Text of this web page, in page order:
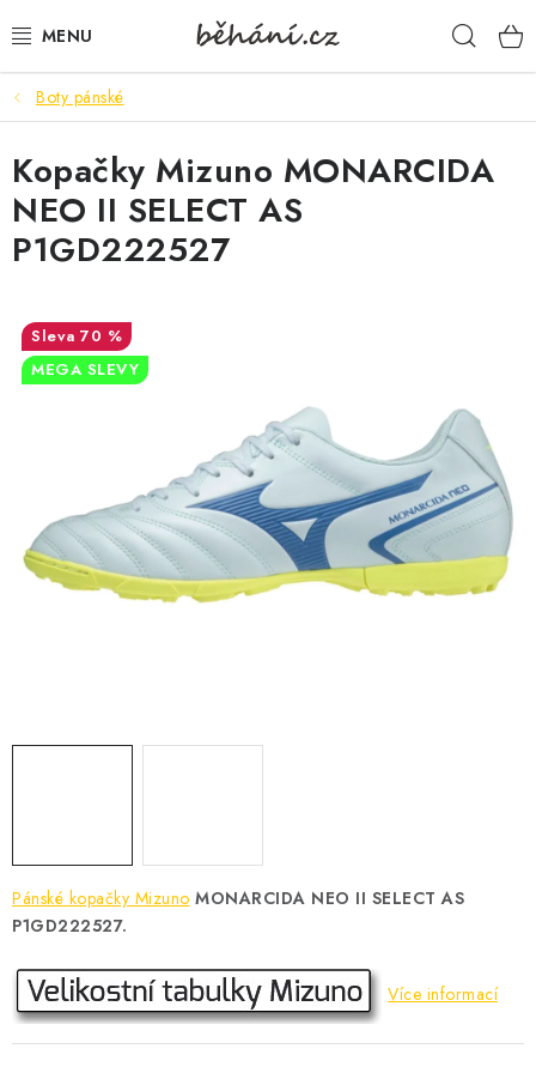
na
BOTY PÁNSKÉ
BOTY DÁMSKÉ
PÁNSKÉ OBLEČENÍ
DOPLŇKY
VELIKOSTNÍ TABULKY
KONTAKT
BOTY DĚTSKÉ
NOVINKY
NOVINKY MIZUNO
Boty pánské
Pánské kopačky Mizuno MONARCIDA NEO II SELECT AS
P1GD222527.
Více informací
Kopačky Mizuno MONARCIDA
NEO II SELECT AS
P1GD222527
70 %
MEGA SLEVY